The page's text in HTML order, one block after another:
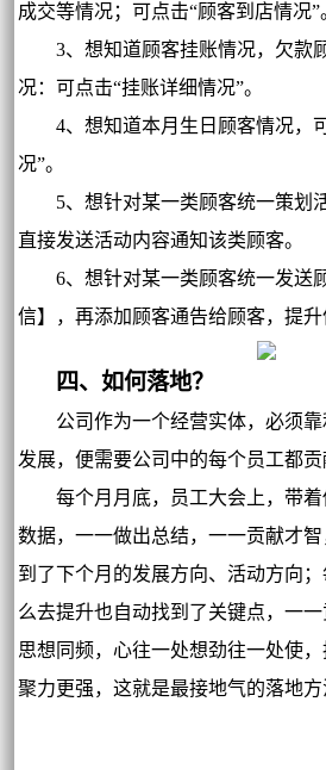
成交等情况；可点击“顾客到店情况”
3、想知道顾客挂账情况，欠款
况：可点击“挂账详细情况”。
4、想知道本月生日顾客情况，
况”。
5、想针对某一类顾客统一策划活
直接发送活动内容通知该类顾客。
6、想针对某一类顾客统一发送
信】，再添加顾客通告给顾客，提升
四、如何落地？
公司作为一个经营实体，必须靠
发展，便需要公司中的每个员工都贡
每个月月底，员工大会上，带着
数据，一一做出总结，一一贡献才
到了下个月的发展方向、活动方向
么去提升也自动找到了关键点，一
思想同频，心往一处想劲往一处使
聚力更强，这就是最接地气的落地方